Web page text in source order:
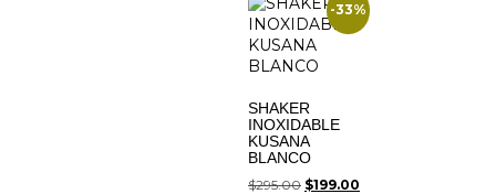
-33%
SHAKER
INOXIDABLE
KUSANA
BLANCO
$295.00 $199.00